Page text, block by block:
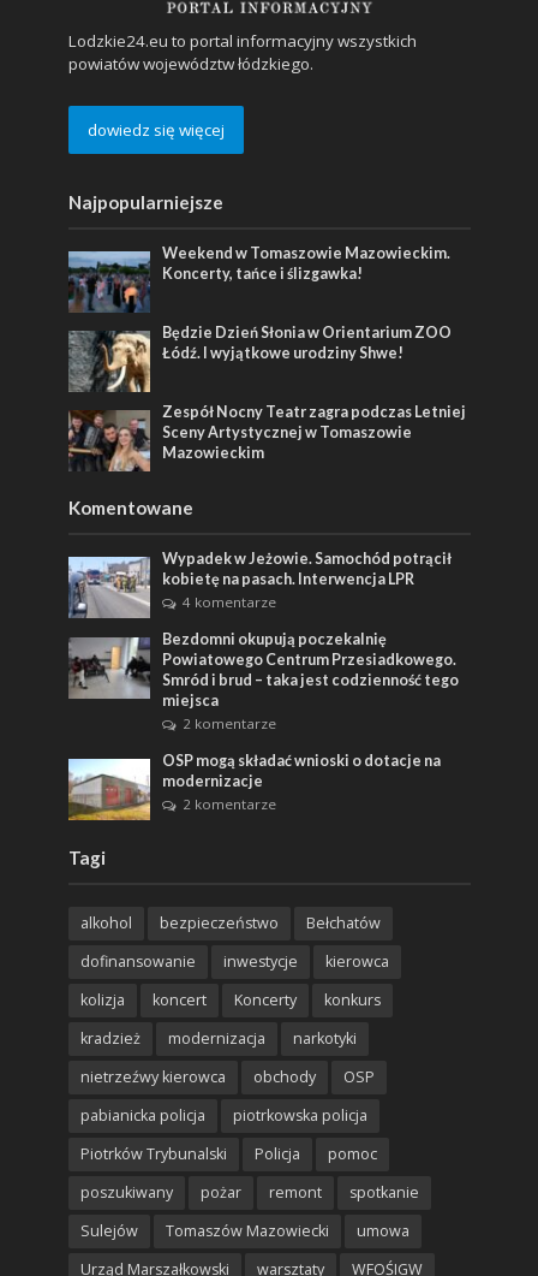
Lodzkie24.eu to portal informacyjny wszystkich
powiatów województw łódzkiego.
dowiedz się więcej
Najpopularniejsze
Weekend w Tomaszowie Mazowieckim.
Koncerty, tańce i ślizgawka!
Będzie Dzień Słonia w Orientarium ZOO
Łódź. I wyjątkowe urodziny Shwe!
Zespół Nocny Teatr zagra podczas Letniej
Sceny Artystycznej w Tomaszowie
Mazowieckim
Komentowane
Wypadek w Jeżowie. Samochód potrącił
kobietę na pasach. Interwencja LPR
4 komentarze
Bezdomni okupują poczekalnię
Powiatowego Centrum Przesiadkowego.
Smród i brud – taka jest codzienność tego
miejsca
2 komentarze
OSP mogą składać wnioski o dotacje na
modernizacje
2 komentarze
Tagi
alkohol bezpieczeństwo
Bełchatów
dofinansowanie
inwestycje
kierowca
kolizja
koncert Koncerty
konkurs
kradzież
modernizacja
narkotyki
nietrzeźwy kierowca
obchody
OSP
pabianicka policja
piotrkowska policja
Piotrków Trybunalski
Policja
pomoc
poszukiwany
pożar remont
spotkanie
Sulejów
Tomaszów Mazowiecki
umowa
Urząd Marszałkowski
warsztaty WFOŚIGW